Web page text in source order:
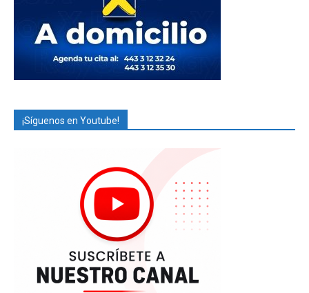
¡Síguenos en Youtube!